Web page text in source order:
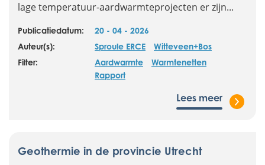
lage temperatuur-aardwarmteprojecten er zijn...
Publicatiedatum:
20 - 04 - 2026
Auteur(s):
Sproule ERCE
Witteveen+Bos
Filter:
Aardwarmte
Warmtenetten
Rapport
Lees meer
Geothermie in de provincie Utrecht